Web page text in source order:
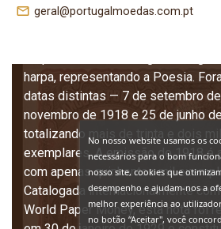
mail_outline geral@portugalmoedas.com.pt
apresenta no anverso uma figura
harpa, representando a Poesia.
datas distintas — 7 de setembro
novembro de 1918 e 25 de junho
totalizando mais de trinta e dois
exemplares. A emissão de 1918 é
com apenas quinhentos mil
Catalogada internacionalmente
World Paper Money, esta nota foi
No nosso website usamos os
necessários para o bom
nosso site, cookies que
desempenho e ajudam-nos a
melhor experiência ao
no botão “Aceitar", você